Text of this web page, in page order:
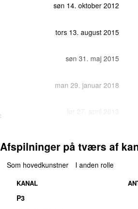
søn 14. oktober 2012
tors 13. august 2015
søn 31. maj 2015
man 29. januar 2018
lør 27. april 2013
lør 4. februar 2012
Afspilninger på tværs af
Som hovedkunstner I anden rolle
KANAL
P3